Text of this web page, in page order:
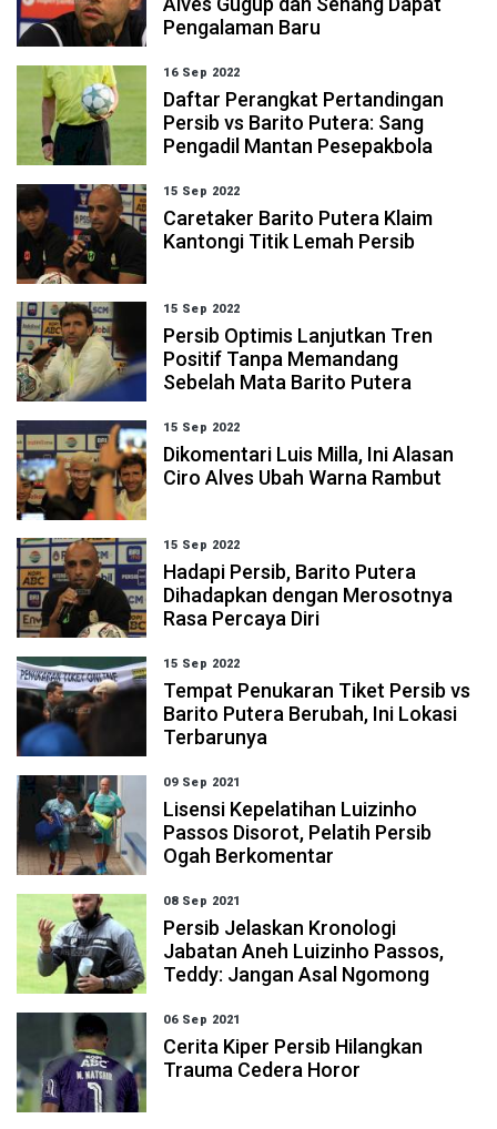
Pengalaman Baru
16 Sep 2022
Daftar Perangkat Pertandingan
Persib vs Barito Putera: Sang
Pengadil Mantan Pesepakbola
15 Sep 2022
Caretaker Barito Putera Klaim
Kantongi Titik Lemah Persib
15 Sep 2022
Persib Optimis Lanjutkan Tren
Positif Tanpa Memandang
Sebelah Mata Barito Putera
15 Sep 2022
Dikomentari Luis Milla, Ini Alasan
Ciro Alves Ubah Warna Rambut
15 Sep 2022
Hadapi Persib, Barito Putera
Dihadapkan dengan Merosotnya
Rasa Percaya Diri
15 Sep 2022
Tempat Penukaran Tiket Persib vs
Barito Putera Berubah, Ini Lokasi
Terbarunya
09 Sep 2021
Lisensi Kepelatihan Luizinho
Passos Disorot, Pelatih Persib
Ogah Berkomentar
08 Sep 2021
Persib Jelaskan Kronologi
Jabatan Aneh Luizinho Passos,
Teddy: Jangan Asal Ngomong
06 Sep 2021
Cerita Kiper Persib Hilangkan
Trauma Cedera Horor